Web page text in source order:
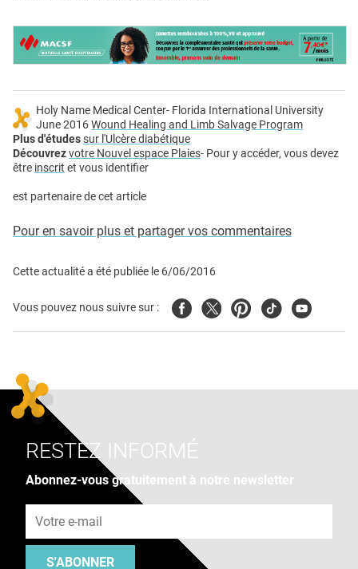
Holy Name Medical Center- Florida International University
June 2016Wound Healing and Limb Salvage Program
Plus d'étudessur l'Ulcère diabétique
Découvrezvotre Nouvel espace Plaies- Pour y accéder, vous devez
être inscrit et vous identifier
est partenaire de cet article
Pour en savoir plus et partager vos commentaires
Cette actualité a été publiée le 6/06/2016
Vous pouvez nous suivre sur : FacebookTwitterPinterest
TiktokYoutube
RESTEZ INFORMÉ
Abonnez-vous gratuitement à notre newsletter
S'ABONNER